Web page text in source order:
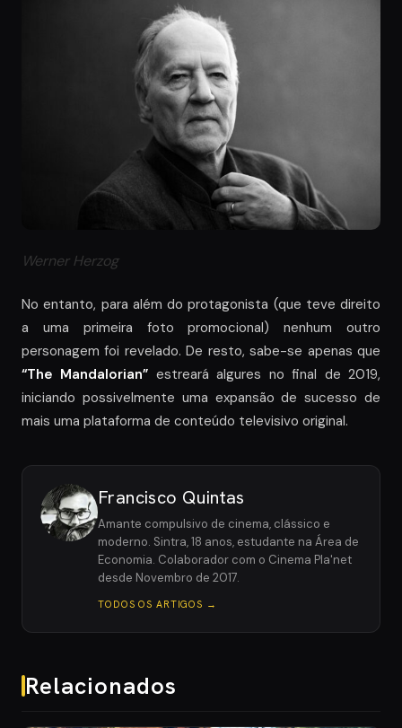
Werner Herzog
No entanto, para além do protagonista (que teve direito
a uma primeira foto promocional) nenhum outro
personagem foi revelado. De resto, sabe-se apenas que
“The Mandalorian” estreará algures no final de 2019,
iniciando possivelmente uma expansão de sucesso de
mais uma plataforma de conteúdo televisivo original.
Francisco Quintas
Amante compulsivo de cinema, clássico e
moderno. Sintra, 18 anos, estudante na Área de
Economia. Colaborador com o Cinema Pla'net
desde Novembro de 2017.
TODOS OS ARTIGOS →
Relacionados